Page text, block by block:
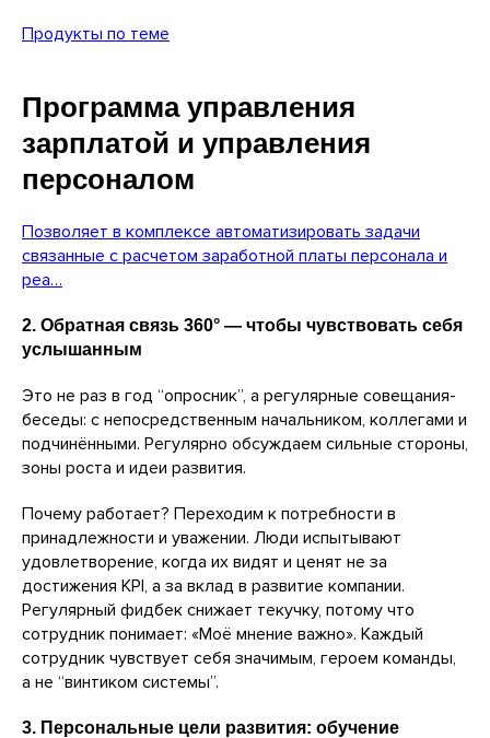
Продукты по теме
Программа управления
зарплатой и управления
персоналом
Позволяет в комплексе автоматизировать задачи
связанные с расчетом заработной платы персонала и
реа…
2. Обратная связь 360° — чтобы чувствовать себя
услышанным
Это не раз в год “опросник”, а регулярные совещания-
беседы: с непосредственным начальником, коллегами и
подчинёнными. Регулярно обсуждаем сильные стороны,
зоны роста и идеи развития.
Почему работает? Переходим к потребности в
принадлежности и уважении. Люди испытывают
удовлетворение, когда их видят и ценят не за
достижения KPI, а за вклад в развитие компании.
Регулярный фидбек снижает текучку, потому что
сотрудник понимает: «Моё мнение важно». Каждый
сотрудник чувствует себя значимым, героем команды,
а не “винтиком системы”.
3. Персональные цели развития: обучение